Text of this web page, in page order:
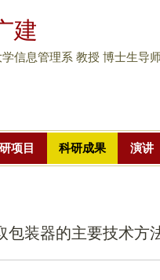
到
主
要
分
建
信息管理系 教授 博士生导
项目 科研成果 演讲
包装器的主要技术方